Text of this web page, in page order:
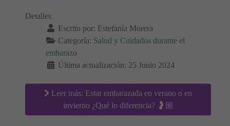
Detalles
Escrito por: Estefanía Morera
Categoría: Salud y Cuidados durante el
embarazo
Última actualización: 25 Junio 2024
Leer más: Estar embarazada en verano o en
invierno ¿Qué lo diferencia? 🤰🏼